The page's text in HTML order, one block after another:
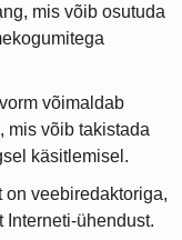
mis võib osutuda
võimaldab
mis võib takistada
käsitlemisel.
on veebiredaktoriga,
Interneti-ühendust.